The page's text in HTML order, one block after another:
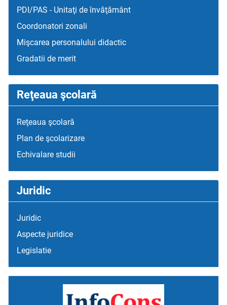
PDI/PAS - Unitaţi de învăţământ
Coordonatori zonali
Mişcarea personalului didactic
Gradatii de merit
Reţeaua şcolară
Reţeaua şcolară
Plan de şcolarizare
Echivalare studii
Juridic
Juridic
Aspecte juridice
Legislatie